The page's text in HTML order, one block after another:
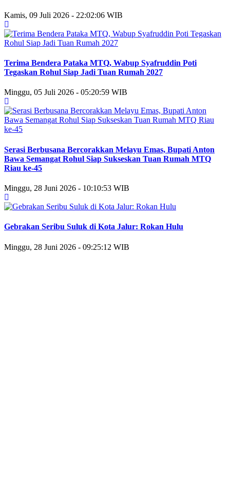
Kamis, 09 Juli 2026 - 22:02:06 WIB
Terima Bendera Pataka MTQ, Wabup Syafruddin Poti
Tegaskan Rohul Siap Jadi Tuan Rumah 2027
Minggu, 05 Juli 2026 - 05:20:59 WIB
Serasi Berbusana Bercorakkan Melayu Emas, Bupati Anton
Bawa Semangat Rohul Siap Sukseskan Tuan Rumah MTQ
Riau ke-45
Minggu, 28 Juni 2026 - 10:10:53 WIB
Gebrakan Seribu Suluk di Kota Jalur: Rokan Hulu
Minggu, 28 Juni 2026 - 09:25:12 WIB